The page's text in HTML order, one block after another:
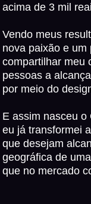
acima de 3 mil
Vendo meus
nova paixão e um
compartilhar meu
pessoas a
por meio do
E assim nasceu o
eu já transformei
que desejam
geográfica de
que no mercado